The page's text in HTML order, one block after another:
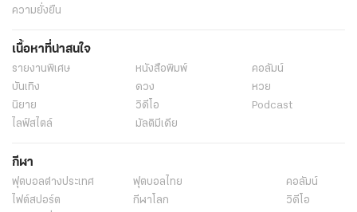
ความยั่งยืน
เนื้อหาที่น่าสนใจ
รายงานพิเศษ หนังสือพิมพ์
คอลัมน์
บันเทิง
ดวง
หวย
นิยาย
วิดีโอ
Podcast
ไลฟ์สไตล์
มัลติมีเดีย
กีฬา
ฟุตบอลต่่างประเทศ ฟุตบอลไทย
คอลัมน์
ไฟต์สปอร์ต
กีฬาโลก
วิดีโอ